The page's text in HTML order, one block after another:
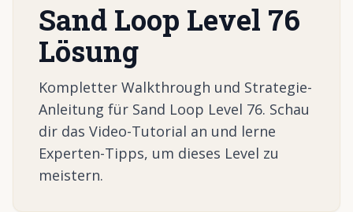
Sand Loop Level 76
Lösung
Kompletter Walkthrough und Strategie-
Anleitung für Sand Loop Level 76. Schau
dir das Video-Tutorial an und lerne
Experten-Tipps, um dieses Level zu
meistern.